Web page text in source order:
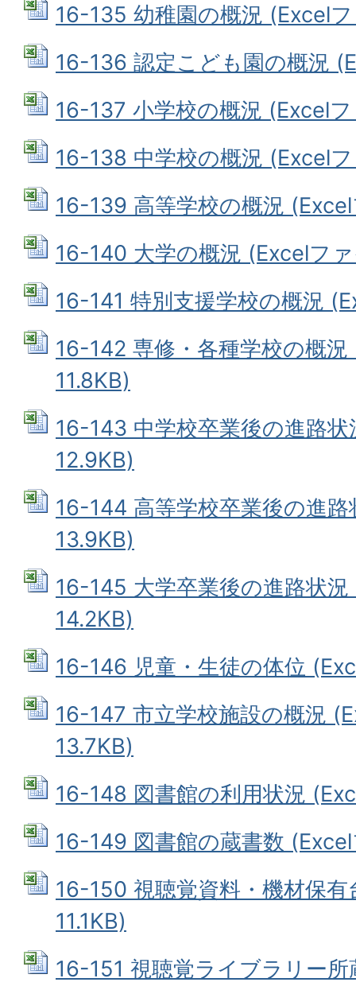
16-135 幼稚園の概況 (Excel
16-136 認定こども園の概況
16-137 小学校の概況 (Excel
16-138 中学校の概況 (Excel
16-139 高等学校の概況
16-140 大学の概況 (Excelフ
16-141 特別支援学校の概況
16-142 専修・各種学校の概
11.8KB)
16-143 中学校卒業後の進路
12.9KB)
16-144 高等学校卒業後の進
13.9KB)
16-145 大学卒業後の進路状
14.2KB)
16-146 児童・生徒の体位
16-147 市立学校施設の概況
13.7KB)
16-148 図書館の利用状況
16-149 図書館の蔵書数
16-150 視聴覚資料・機材保
11.1KB)
16-151 視聴覚ライブラリー